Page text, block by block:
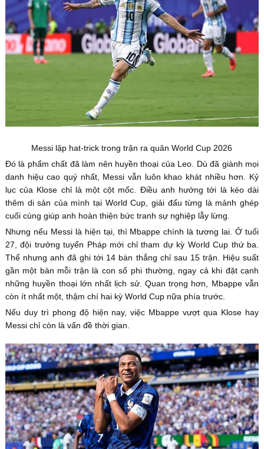
Messi lập hat-trick trong trận ra quân World Cup 2026
Đó là phẩm chất đã làm nên huyền thoại của Leo. Dù đã giành mọi
danh hiệu cao quý nhất, Messi vẫn luôn khao khát nhiều hơn. Kỷ
lục của Klose chỉ là một cột mốc. Điều anh hướng tới là kéo dài
thêm di sản của mình tại World Cup, giải đấu từng là mảnh ghép
cuối cùng giúp anh hoàn thiện bức tranh sự nghiệp lẫy lừng.
Nhưng nếu Messi là hiện tại, thì Mbappe chính là tương lai. Ở tuổi
27, đội trưởng tuyển Pháp mới chỉ tham dự kỳ World Cup thứ ba.
Thế nhưng anh đã ghi tới 14 bàn thắng chỉ sau 15 trận. Hiệu suất
gần một bàn mỗi trận là con số phi thường, ngay cả khi đặt cạnh
những huyền thoại lớn nhất lịch sử. Quan trọng hơn, Mbappe vẫn
còn ít nhất một, thậm chí hai kỳ World Cup nữa phía trước.
Nếu duy trì phong độ hiện nay, việc Mbappe vượt qua Klose hay
Messi chỉ còn là vấn đề thời gian.